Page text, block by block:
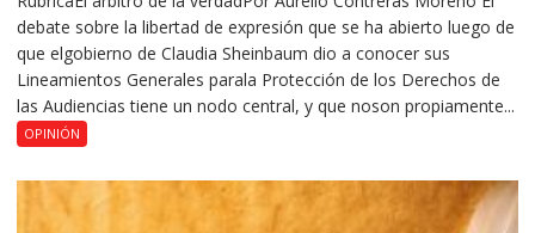
debate sobre la libertad de expresión que se ha abierto luego de
que elgobierno de Claudia Sheinbaum dio a conocer sus
Lineamientos Generales parala Protección de los Derechos de
las Audiencias tiene un nodo central, y que noson propiamente...
OPINIÓN